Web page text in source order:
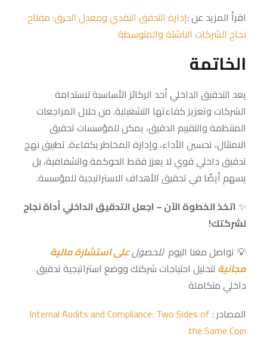
اقرأ المزيد عن :إدارة التدفق النقدي ومعدل الحرق: مفتاح
نجاح الشركات الناشئة والمتوسطة
الخاتمة
يعد التدقيق الداخلي أحد الركائز الأساسية لاستدامة
الشركات وتعزيز كفاءتها التشغيلية. من خلال المراجعات
المنتظمة والتقييم الدقيق، يمكن للمؤسسات تحقيق
الامتثال، تحسين الأداء، وإدارة المخاطر بكفاءة. تطبيق نهج
تدقيق داخلي قوي لا يعزز فقط الحوكمة والشفافية، بل
يسهم أيضًا في تحقيق الأهداف الاستراتيجية للمؤسسة.
✨ اتخذ الخطوة الآن – اجعل التدقيق الداخلي أداة نجاح
لشركتك!
💡 تواصل معنا اليوم للحصولعلى استشارة مالية
مجانية لتحليل احتياجات شركتك ووضع استراتيجية تدقيق
داخلي متكاملة
المصادر :Internal Audits and Compliance: Two Sides of
the Same Coin